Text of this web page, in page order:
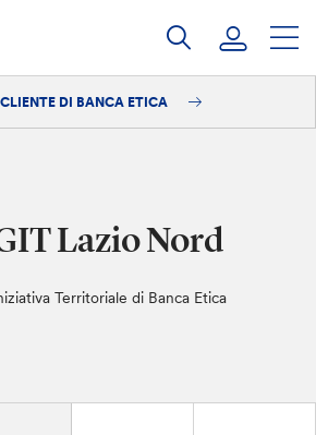
DI BANCA ETICA
Lazio Nord
Territoriale di Banca Etica